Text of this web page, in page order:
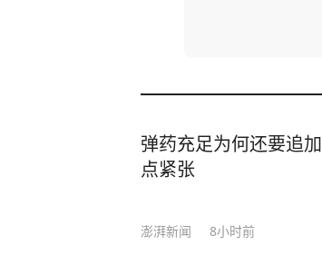
弹药充足为何还要追
点紧张
澎湃新闻 8小时前